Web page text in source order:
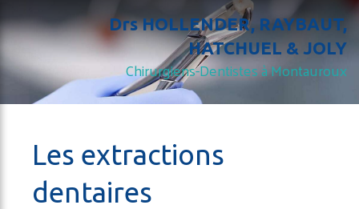
Drs HOLLENDER, RAYBAUT,
HATCHUEL & JOLY
Chirurgiens-Dentistes à Montauroux
Les extractions
dentaires